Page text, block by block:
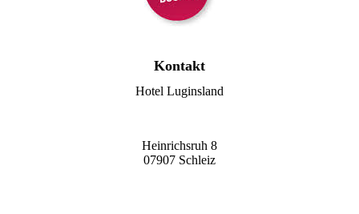
Kontakt
Hotel Luginsland
Heinrichsruh 8
07907 Schleiz